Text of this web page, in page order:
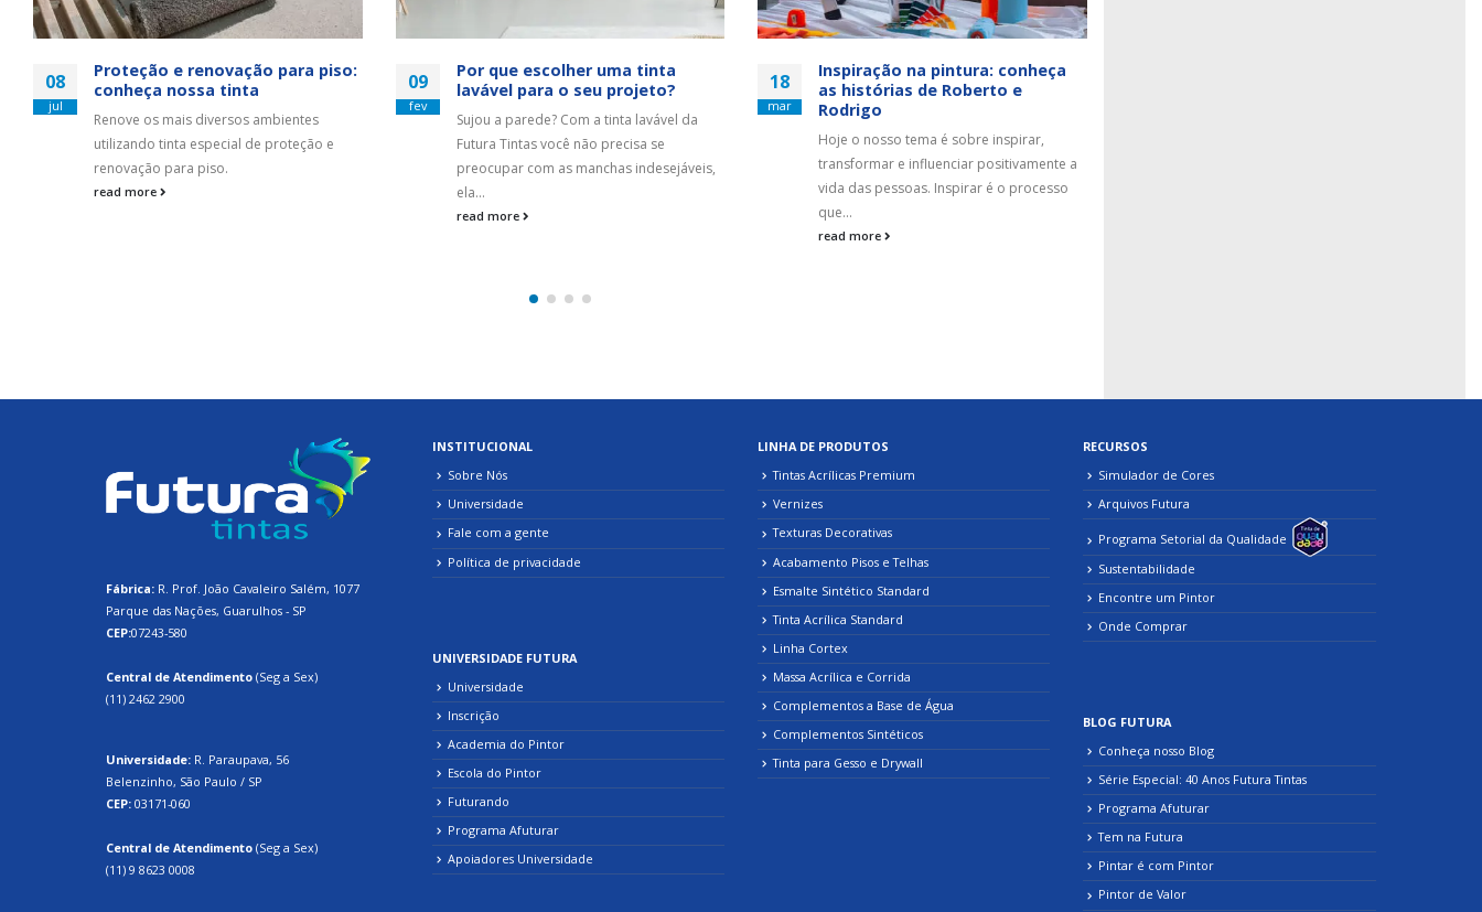
08
jul
Proteção e renovação para piso:
conheça nossa tinta
Renove os mais diversos ambientes
utilizando tinta especial de proteção e
renovação para piso.
read more
09
fev
Por que escolher uma tinta
lavável para o seu projeto?
Sujou a parede? Com a tinta lavável da
Futura Tintas você não precisa se
preocupar com as manchas indesejáveis,
ela...
read more
18
mar
Inspiração na pintura: conheça
as histórias de Roberto e
Rodrigo
Hoje o nosso tema é sobre inspirar,
transformar e influenciar positivamente a
vida das pessoas. Inspirar é o processo
que...
read more
Fábrica: R. Prof. João Cavaleiro Salém, 1077
Parque das Nações, Guarulhos - SP
CEP:07243-580
Central de Atendimento (Seg a Sex)
(11) 2462 2900
Universidade: R. Paraupava, 56
Belenzinho, São Paulo / SP
CEP: 03171-060
Central de Atendimento (Seg a Sex)
(11) 9 8623 0008
INSTITUCIONAL
Sobre Nós
Universidade
Fale com a gente
Política de privacidade
UNIVERSIDADE FUTURA
Universidade
Inscrição
Academia do Pintor
Escola do Pintor
Futurando
Programa Afuturar
Apoiadores Universidade
LINHA DE PRODUTOS
Tintas Acrílicas Premium
Vernizes
Texturas Decorativas
Acabamento Pisos e Telhas
Esmalte Sintético Standard
Tinta Acrílica Standard
Linha Cortex
Massa Acrílica e Corrida
Complementos a Base de Água
Complementos Sintéticos
Tinta para Gesso e Drywall
RECURSOS
Simulador de Cores
Arquivos Futura
Programa Setorial da Qualidade
Sustentabilidade
Encontre um Pintor
Onde Comprar
BLOG FUTURA
Conheça nosso Blog
Série Especial: 40 Anos Futura Tintas
Programa Afuturar
Tem na Futura
Pintar é com Pintor
Pintor de Valor